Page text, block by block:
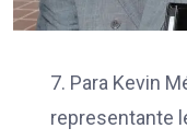
7. Para Kevin
representante